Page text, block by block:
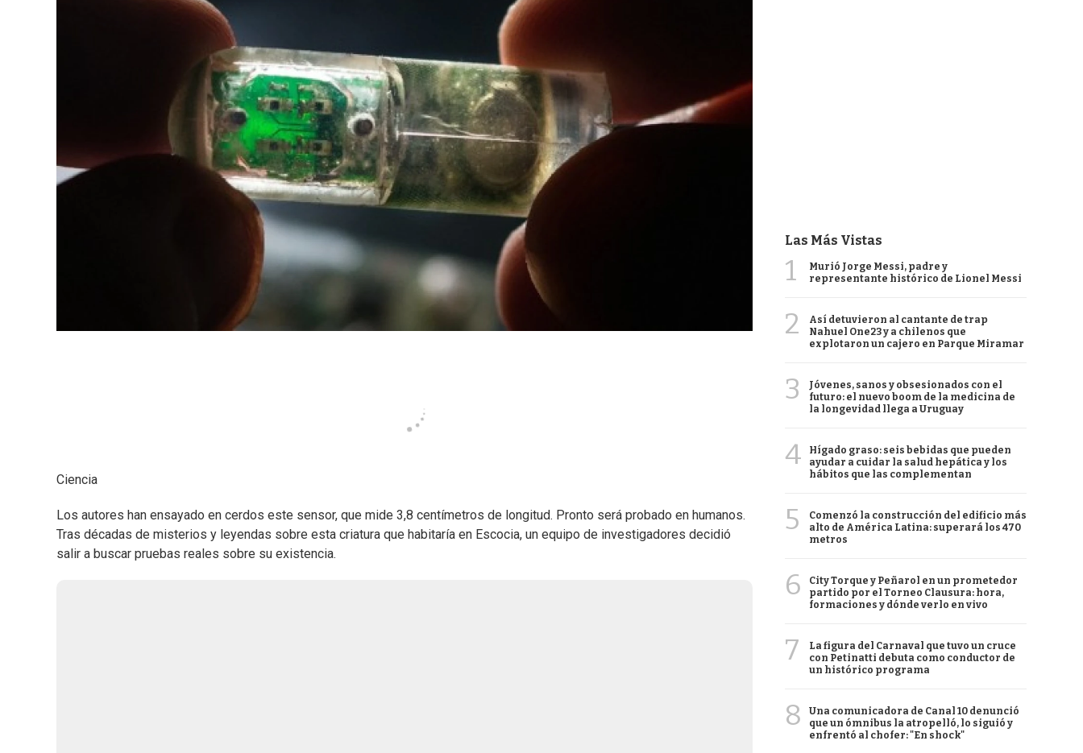
Ciencia
Los autores han ensayado en cerdos este sensor, que mide 3,8 centímetros de longitud. Pronto será probado en humanos.
Tras décadas de misterios y leyendas sobre esta criatura que habitaría en Escocia, un equipo de investigadores decidió
salir a buscar pruebas reales sobre su existencia.
Las Más Vistas
1
Murió Jorge Messi, padre y
representante histórico de Lionel Messi
2
Así detuvieron al cantante de trap
Nahuel One23 y a chilenos que
explotaron un cajero en Parque Miramar
3
Jóvenes, sanos y obsesionados con el
futuro: el nuevo boom de la medicina de
la longevidad llega a Uruguay
4
Hígado graso: seis bebidas que pueden
ayudar a cuidar la salud hepática y los
hábitos que las complementan
5
Comenzó la construcción del edificio más
alto de América Latina: superará los 470
metros
6
City Torque y Peñarol en un prometedor
partido por el Torneo Clausura: hora,
formaciones y dónde verlo en vivo
7
La figura del Carnaval que tuvo un cruce
con Petinatti debuta como conductor de
un histórico programa
8
Una comunicadora de Canal 10 denunció
que un ómnibus la atropelló, lo siguió y
enfrentó al chofer: "En shock"